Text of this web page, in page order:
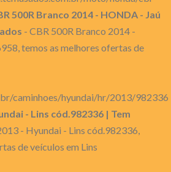
500R Branco 2014 - HONDA - Jaú
- CBR 500R Branco 2014 -
temos as melhores ofertas de
caminhoes/hyundai/hr/2013/982336
- Lins cód.982336 | Tem
- Hyundai - Lins cód.982336,
de veículos em Lins